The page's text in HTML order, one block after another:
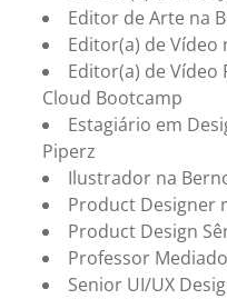
Editor de Arte na
Editor(a) de Vídeo
Editor(a) de Vídeo
Cloud Bootcamp
Estagiário em
Piperz
Ilustrador na
Product Designer
Product Design
Professor
Senior UI/UX